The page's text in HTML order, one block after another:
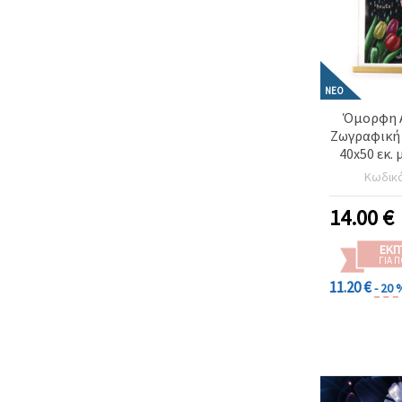
ΝΈΟ
Όμορφη
Ζωγραφική
40x50 εκ.
Κάλυψη
Μερική
για
14.00€
ΓΙΑ
11.20 €- 20